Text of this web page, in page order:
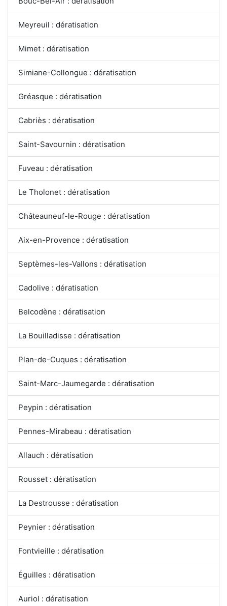
Meyreuil : dératisation
Mimet : dératisation
Simiane-Collongue : dératisation
Gréasque : dératisation
Cabriès : dératisation
Saint-Savournin : dératisation
Fuveau : dératisation
Le Tholonet : dératisation
Châteauneuf-le-Rouge : dératisation
Aix-en-Provence : dératisation
Septèmes-les-Vallons : dératisation
Cadolive : dératisation
Belcodène : dératisation
La Bouilladisse : dératisation
Plan-de-Cuques : dératisation
Saint-Marc-Jaumegarde : dératisation
Peypin : dératisation
Pennes-Mirabeau : dératisation
Allauch : dératisation
Rousset : dératisation
La Destrousse : dératisation
Peynier : dératisation
Fontvieille : dératisation
Éguilles : dératisation
Auriol : dératisation